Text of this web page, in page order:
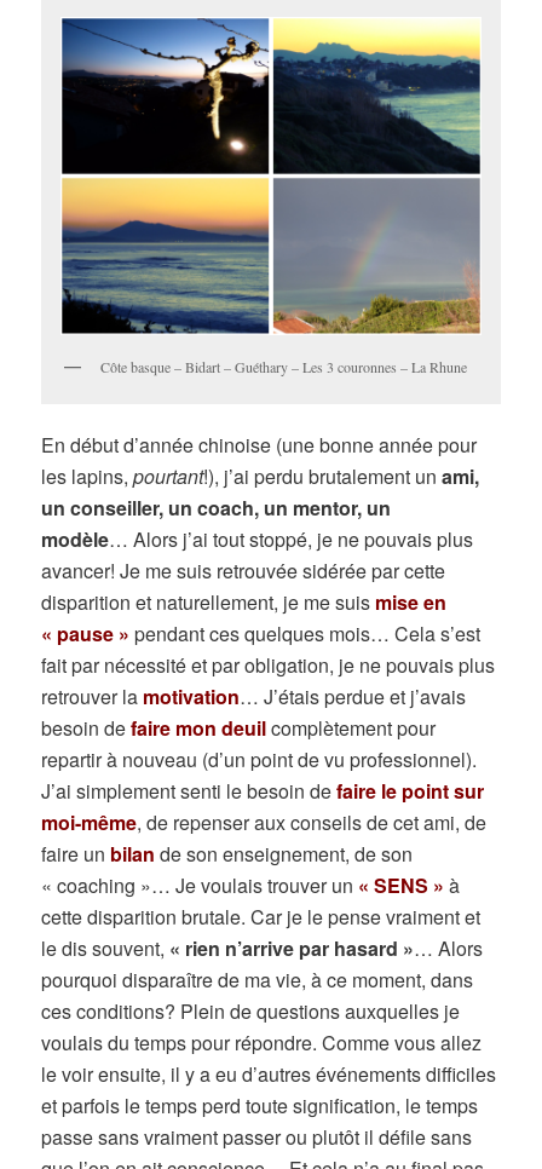
Côte basque – Bidart – Guéthary – Les 3 couronnes – La Rhune
En début d’année chinoise (une bonne année pour
les lapins,pourtant!), j’ai perdu brutalement unami,
un conseiller, un coach, un mentor, un
modèle… Alors j’ai tout stoppé, je ne pouvais plus
avancer! Je me suis retrouvée sidérée par cette
disparition et naturellement, je me suis mise en
« pause » pendant ces quelques mois… Cela s’est
fait par nécessité et par obligation, je ne pouvais plus
retrouver la motivation… J’étais perdue et j’avais
besoin defaire mon deuilcomplètement pour
repartir à nouveau (d’un point de vu professionnel).
J’ai simplement senti le besoin defaire le point sur
moi-même, de repenser aux conseils de cet ami, de
faire un bilan de son enseignement, de son
« coaching »… Je voulais trouver un « SENS » à
cette disparition brutale. Car je le pense vraiment et
le dis souvent, « rien n’arrive par hasard »… Alors
pourquoi disparaître de ma vie, à ce moment, dans
ces conditions? Plein de questions auxquelles je
voulais du temps pour répondre. Comme vous allez
le voir ensuite, il y a eu d’autres événements difficiles
et parfois le temps perd toute signification, le temps
passe sans vraiment passer ou plutôt il défile sans